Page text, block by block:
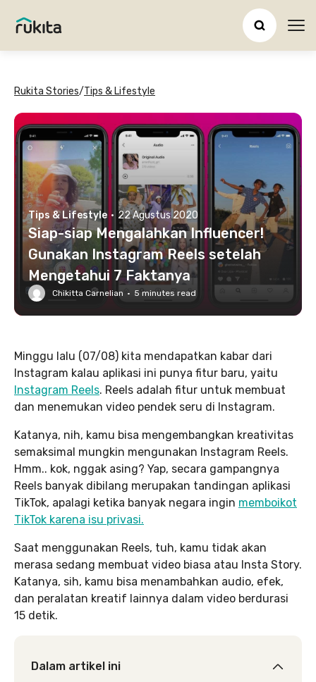
Rukita Stories/Tips & Lifestyle
Tips & Lifestyle · 22 Agustus 2020
Siap-siap Mengalahkan Influencer!
Gunakan Instagram Reels setelah
Mengetahui 7 Faktanya
Chikitta Carnelian · 5 minutes read
Minggu lalu (07/08) kita mendapatkan kabar dari
Instagram kalau aplikasi ini punya fitur baru, yaitu
Instagram Reels. Reels adalah fitur untuk membuat
dan menemukan video pendek seru di Instagram.
Katanya, nih, kamu bisa mengembangkan kreativitas
semaksimal mungkin mengunakan Instagram Reels.
Hmm.. kok, nggak asing? Yap, secara gampangnya
Reels banyak dibilang merupakan tandingan aplikasi
TikTok, apalagi ketika banyak negara ingin memboikot
TikTok karena isu privasi.
Saat menggunakan Reels, tuh, kamu tidak akan
merasa sedang membuat video biasa atau Insta Story.
Katanya, sih, kamu bisa menambahkan audio, efek,
dan peralatan kreatif lainnya dalam video berdurasi
15 detik.
Dalam artikel ini